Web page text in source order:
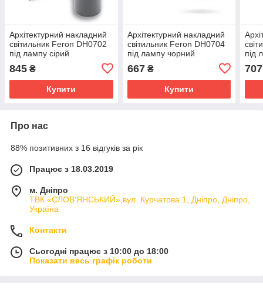
Архітектурний накладний
світильник Feron DH0702
під лампу сірий
845 ₴
Купити
Архітектурний накладний
світильник Feron DH0704
під лампу чорний
667₴
Купити
під
707
Про нас
88% позитивних з 16 відгуків за рік
Працює з 18.03.2019
м. Дніпро
ТВК «СЛОВ'ЯНСЬКИЙ»,вул. Курчатова 1, Дніпро, Дніпро,
Україна
Контакти
Сьогодні працює з 10:00 до 18:00
Показати весь графік роботи